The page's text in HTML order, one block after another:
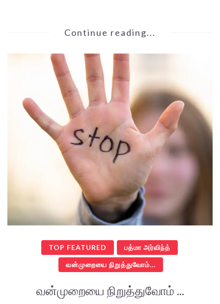
Continue reading...
TOP FEATURED பத்மா அர்விந்த்
வன்முறையை நிறுத்துவோம்...
வன்முறையை நிறுத்துவோம் ...